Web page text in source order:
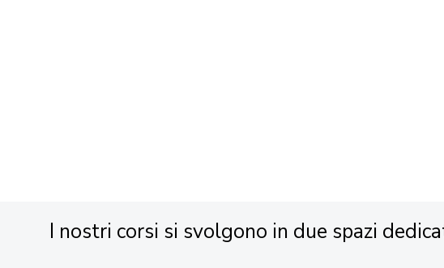
I nostri corsi si svolgono in due spazi